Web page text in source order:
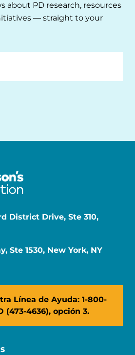
about PD research, resources
— straight to your
District Drive, Ste 310,
Ste 1530, New York, NY
Línea de Ayuda: 1-800-
(473-4636), opción 3.